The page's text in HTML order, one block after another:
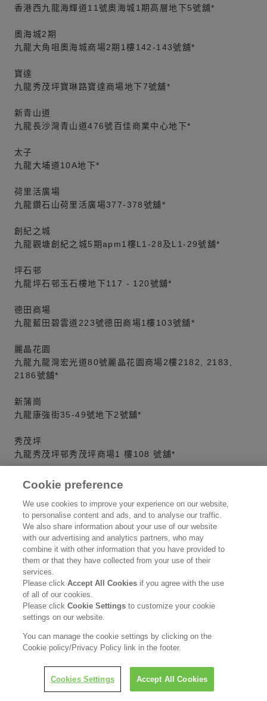
香港西九龍海輝道11號奧海城1期高層地下5號舖*
奧海城2期
九龍大角咀奧海城商場2期1樓142-143號舖*
寶達
九龍秀茂坪寶琳路寶達商場地下7號舖*
新青山道
九龍長沙灣青山道476號百佳商業中心地下*
太子
九龍大埔道10A地下*
荷里活廣場
九龍鑽石山荷里活廣場377-378號舖*
創紀之城
九龍觀塘創紀之城5期apm1樓L1-28及L1-29號舖*
坪石邨
九龍坪石邨玉石樓地下117 - 120號舖*
德田商場
九龍藍田碧雲道223號德田商場1樓103號舖*
麗晶花園
九龍九龍灣宏光道80號麗晶花園商場2樓2182, 2183,
2186號舖*
新蒲崗
九龍康強街35-49號地下2號舖*
秀茂坪
九龍秀茂坪邨秀茂坪商場1 樓108 號舖*
順利商場
九龍觀塘利安道15號順利邨順利商場2樓201B號舖*
德褔中心
九龍九龍灣德褔廣場第一期F16A & F17-F17A號舖*
翠屏道
九龍觀塘翠屏(北)邨翠屏商場4A號舖*
土瓜灣
九龍土瓜灣道美景大廈地下243A*
慈雲山中心
九龍慈雲山毓華街23號慈雲山中心5樓537-538號舖*
新元州街
九龍深水埗元州街388號肇如大廈地下B舖*
Cookie preference
We use cookies to improve your experience on our website,
to personalise content and ads, and to analyse our traffic.
We also share information about your use of our website
with our advertising and analytics partners, who may
combine it with other information that you have provided to
them or that they have collected from your use of their
services.
Please clickAccept All Cookies if you agree with the use
of all of our cookies.
Please clickCookie Settingsto customize your cookie
settings on our website.
You can manage the cookie settings by clicking on the
Cookie policy/Privacy Policy link in the footer.
Cookies Settings Accept All Cookies